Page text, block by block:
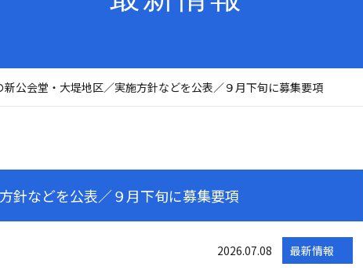
新公会堂・大堤地区／実施方針などを公表／９月下旬に募集要項
針などを公表／９月下旬に募集要項
2026.07.08 最新情報